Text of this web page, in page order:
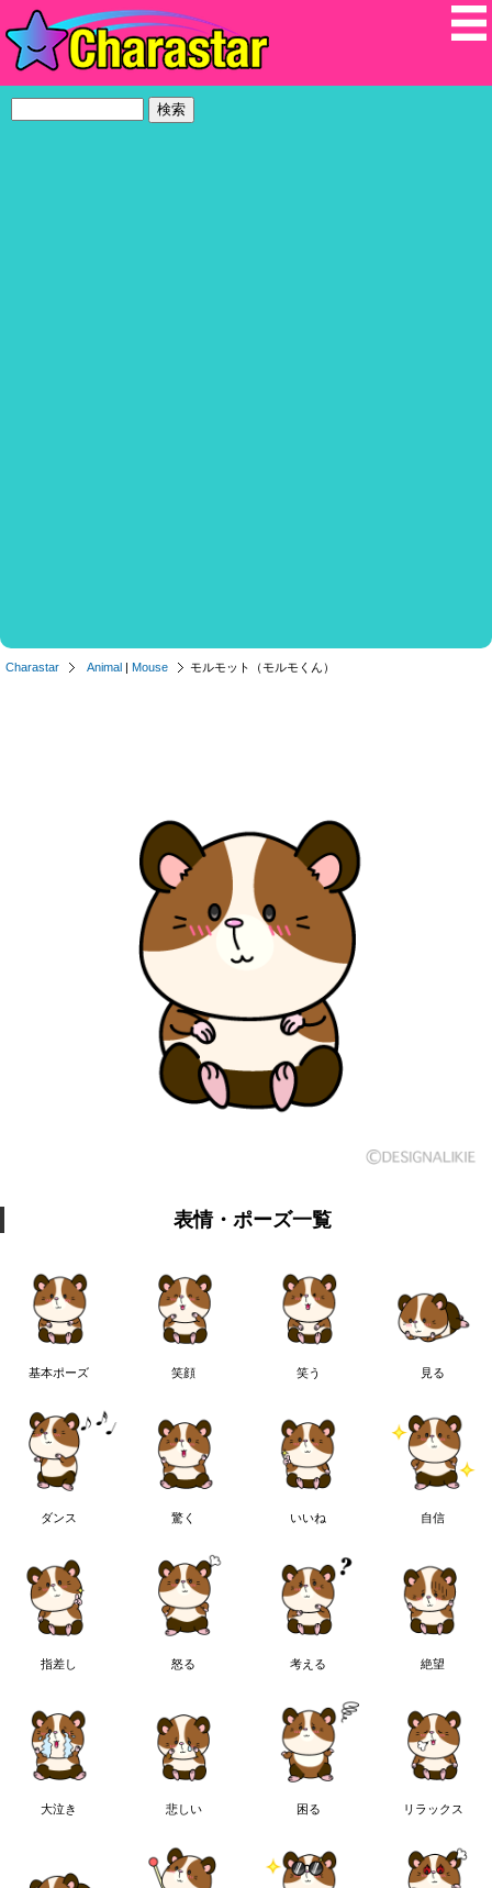
Charastar Animal | Mouse モルモット（モルモくん）
表情・ポーズ一覧
基本ポーズ 笑顔 笑う 見る
ダンス 驚く いいね 自信
指差し 怒る 考える 絶望
大泣き 悲しい 困る リラックス